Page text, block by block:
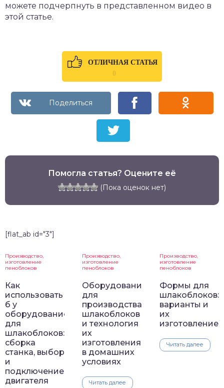
можете подчерпнуть в представленном видео в
этой статье.
ОТЛИЧНАЯ СТАТЬЯ
0
Помогла статья? Оцените её
(Пока оценок нет)
[flat_ab id="3"]
Производство,
изготовление
пеноблоков
Как
использовать
б у
оборудование
для
шлакоблоков:
сборка
станка, выбор
и
подключение
двигателя
Производство,
изготовление
пеноблоков
Оборудование
для
производства
шлакоблоков
и технология
их
изготовления
в домашних
условиях
Читать далее
Производство,
изготовление
пеноблоков
Формы для
шлакоблоков:
варианты и
их
изготовление
Читать далее